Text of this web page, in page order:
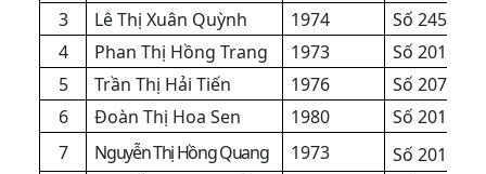
3
Lê Thị Xuân Quỳnh 1974
Số 2454/
4
Phan Thị Hồng Trang 1973
Số 201/
5
Trần Thị Hải Tiến 1976
Số 2074/
6
Đoàn Thị Hoa Sen 1980
Số 201/
7
Nguyễn Thị Hồng Quang 1973
Số 201/